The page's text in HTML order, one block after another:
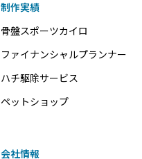
制作実績
骨盤スポーツカイロ
ファイナンシャルプランナー
ハチ駆除サービス
ペットショップ
会社情報